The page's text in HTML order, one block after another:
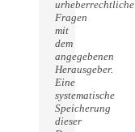
urheberrechtliche
Fragen
mit
dem
angegebenen
Herausgeber.
Eine
systematische
Speicherung
dieser